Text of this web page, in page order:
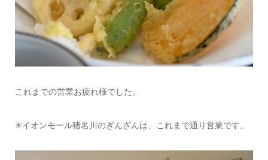
これまでの営業お疲れ様でした。
✳︎イオンモール猪名川のぎんざんは、これまで通り営業です。